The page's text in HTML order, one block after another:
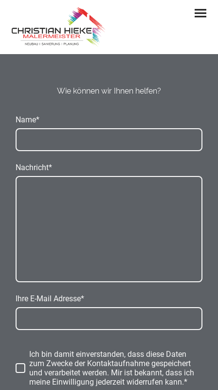
Wie können wir Ihnen helfen?
Name*
Nachricht*
Ihre E-Mail Adresse*
Ich bin damit einverstanden, dass diese Daten
zum Zwecke der Kontaktaufnahme gespeichert
und verarbeitet werden. Mir ist bekannt, dass ich
meine Einwilligung jederzeit widerrufen kann.*